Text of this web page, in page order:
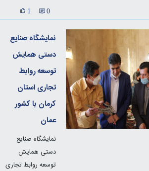
نمایشگاه صنایع
دستی همایش
توسعه روابط
تجاری استان
کرمان با کشور
عمان
نمایشگاه صنایع
دستی همایش
توسعه روابط تجاری